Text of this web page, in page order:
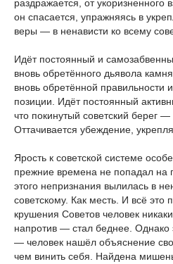
раздражается, от укоризненного
он спасается, упражняясь в
веры ― в ненависти ко всему
Идёт постоянный и
вновь обретённого дьявола
вновь обретённой правильности
позиции. Идёт постоянный
что покинутый советский берег
Оттачивается убеждение,
Ярость к советской системе
прежние времена не попадал на
этого непризнания вылилась в
советскому. Как месть. И всё это
крушения Советов человек
напротив ― стал беднее. Однако
― человек нашёл объяснение
чем винить себя. Найдена